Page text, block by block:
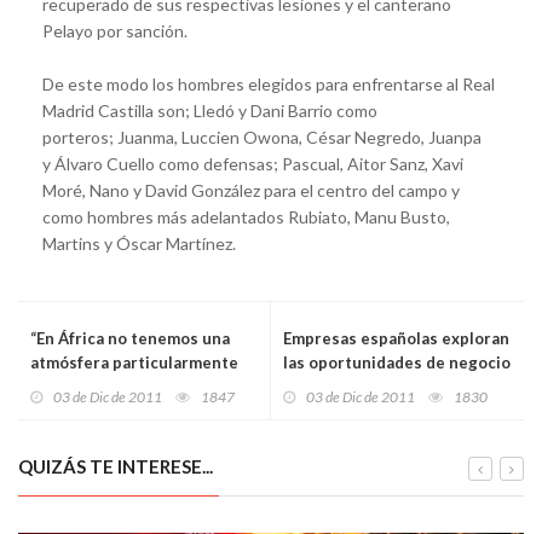
Pelayo por sanción.
De este modo los hombres elegidos para enfrentarse al Real
Madrid Castilla son; Lledó y Dani Barrio como
porteros; Juanma, Luccien Owona, César Negredo, Juanpa
y Álvaro Cuello como defensas; Pascual, Aitor Sanz, Xavi
Moré, Nano y David González para el centro del campo y
como hombres más adelantados Rubiato, Manu Busto,
Martins y Óscar Martínez.
“En África no tenemos una
atmósfera particularmente
03 de Dic de 2011 1847
Empresas españolas exploran
las oportunidades de negocio
03 de Dic de 2011 1830
QUIZÁS TE INTERESE...